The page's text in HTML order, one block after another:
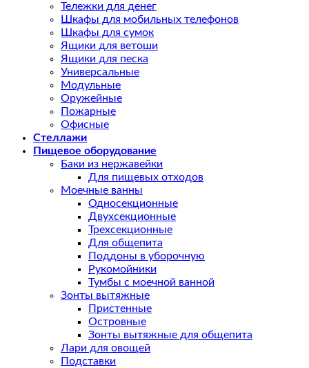
Тележки для денег
Шкафы для мобильных телефонов
Шкафы для сумок
Ящики для ветоши
Ящики для песка
Универсальные
Модульные
Оружейные
Пожарные
Офисные
Стеллажи
Пищевое оборудование
Баки из нержавейки
Для пищевых отходов
Моечные ванны
Односекционные
Двухсекционные
Трехсекционные
Для общепита
Поддоны в уборочную
Рукомойники
Тумбы с моечной ванной
Зонты вытяжные
Пристенные
Островные
Зонты вытяжные для общепита
Лари для овощей
Подставки